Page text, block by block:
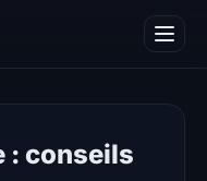
: conseils